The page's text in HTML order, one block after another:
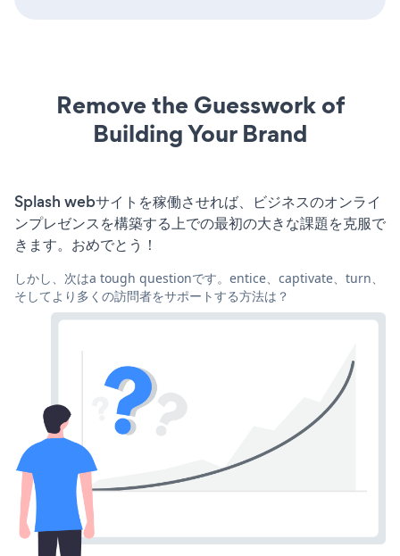
Remove the Guesswork of
Building Your Brand
Splash webサイトを稼働させれば、ビジネスのオンライ
ンプレゼンスを構築する上での最初の大きな課題を克服で
きます。おめでとう！
しかし、次はa tough questionです。entice、captivate、turn、
そしてより多くの訪問者をサポートする方法は？